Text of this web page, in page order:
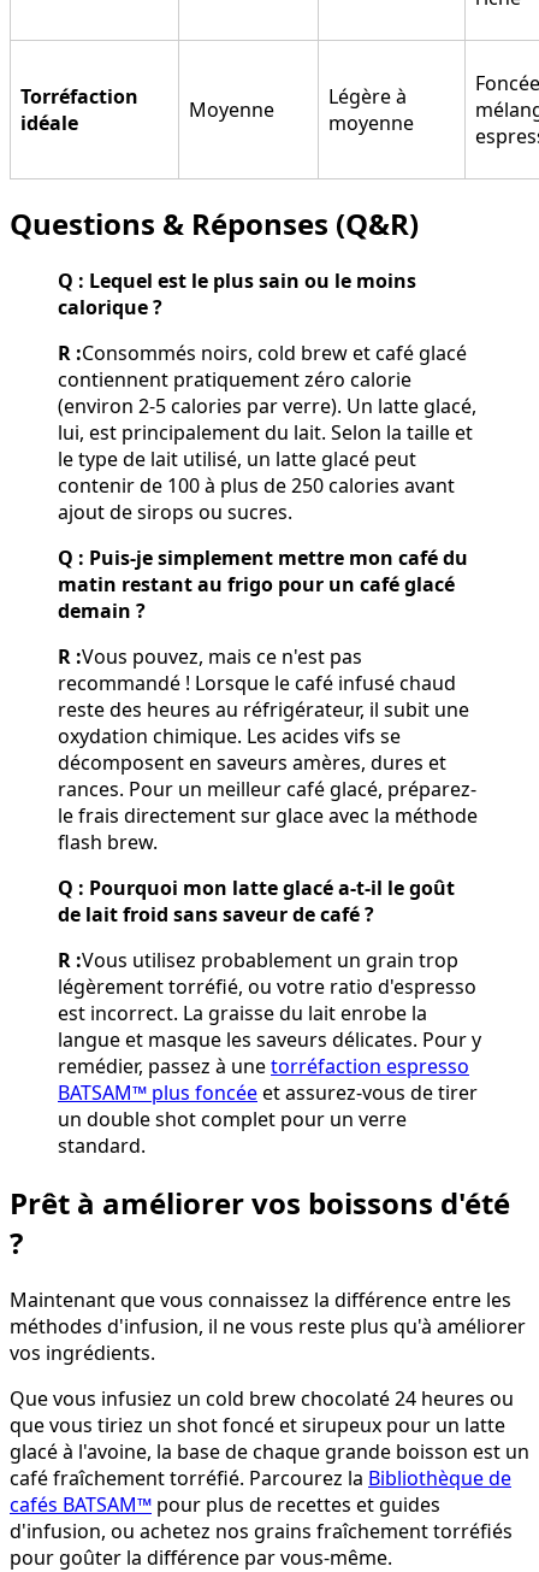
Torréfaction
idéale
Moyenne
Légère à
moyenne
Questions & Réponses (Q&R)
Q : Lequel est le plus sain ou le moins
calorique ?
R :Consommés noirs, cold brew et café glacé
contiennent pratiquement zéro calorie
(environ 2-5 calories par verre). Un latte glacé,
lui, est principalement du lait. Selon la taille et
le type de lait utilisé, un latte glacé peut
contenir de 100 à plus de 250 calories avant
ajout de sirops ou sucres.
Q : Puis-je simplement mettre mon café du
matin restant au frigo pour un café glacé
demain ?
R :Vous pouvez, mais ce n'est pas
recommandé ! Lorsque le café infusé chaud
reste des heures au réfrigérateur, il subit une
oxydation chimique. Les acides vifs se
décomposent en saveurs amères, dures et
rances. Pour un meilleur café glacé, préparez-
le frais directement sur glace avec la méthode
flash brew.
Q : Pourquoi mon latte glacé a-t-il le goût
de lait froid sans saveur de café ?
R :Vous utilisez probablement un grain trop
légèrement torréfié, ou votre ratio d'espresso
est incorrect. La graisse du lait enrobe la
langue et masque les saveurs délicates. Pour y
remédier, passez à unetorréfaction espresso
BATSAM™ plus foncéeet assurez-vous de tirer
un double shot complet pour un verre
standard.
Prêt à améliorer vos boissons d'été
?
Maintenant que vous connaissez la différence entre les
méthodes d'infusion, il ne vous reste plus qu'à améliorer
vos ingrédients.
Que vous infusiez un cold brew chocolaté 24 heures ou
que vous tiriez un shot foncé et sirupeux pour un latte
glacé à l'avoine, la base de chaque grande boisson est un
café fraîchement torréfié. Parcourez la Bibliothèque de
cafés BATSAM™ pour plus de recettes et guides
d'infusion, ou achetez nos grains fraîchement torréfiés
pour goûter la différence par vous-même.